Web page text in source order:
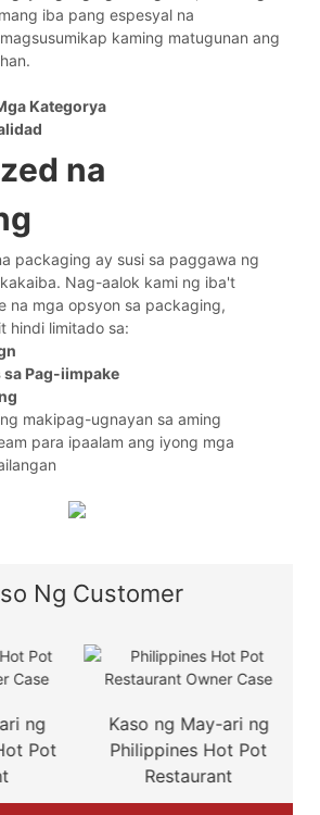
iba pang espesyal na
kaming matugunan ang
Kategorya
na
packaging ay susi sa paggawa ng
Nag-aalok kami ng iba't
na mga opsyon sa packaging,
hindi limitado sa:
sa Pag-iimpake
makipag-ugnayan sa aming
para ipaalam ang iyong mga
Ng Customer
ng
Pot
Kaso ng May-ari ng
Philippines Hot Pot
Restaurant